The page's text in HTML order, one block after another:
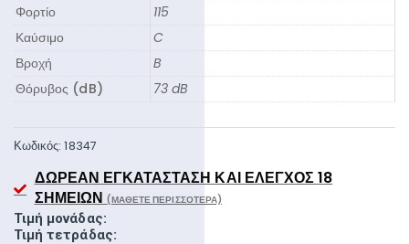
Φορτίο
115
Καύσιμο
C
Βροχή
B
Θόρυβος (dB)
73 dB
Κωδικός:18347
ΔΩΡΕΆΝ ΕΓΚΑΤΆΣΤΑΣΗ ΚΑΙ ΈΛΕΓΧΟΣ 18
ΣΗΜΕΊΩΝ (ΜΆΘΕΤΕ ΠΕΡΙΣΣΌΤΕΡΑ)
Τιμή μονάδας:
Τιμή τετράδας: